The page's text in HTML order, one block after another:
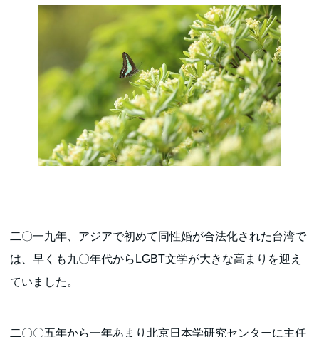
二〇一九年、アジアで初めて同性婚が合法化された台湾で
は、早くも九〇年代からLGBT文学が大きな高まりを迎え
ていました。
二〇〇五年から一年あまり北京日本学研究センターに主任